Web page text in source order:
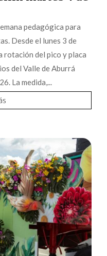
pedagógica para
Desde el lunes 3 de
rotación del pico y placa
del Valle de Aburrá
La medida,...